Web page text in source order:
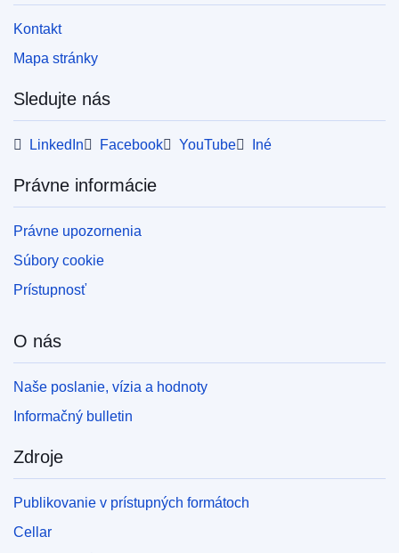
Kontakt
Mapa stránky
Sledujte nás
LinkedIn Facebook YouTube Iné
Právne informácie
Právne upozornenia
Súbory cookie
Prístupnosť
O nás
Naše poslanie, vízia a hodnoty
Informačný bulletin
Zdroje
Publikovanie v prístupných formátoch
Cellar